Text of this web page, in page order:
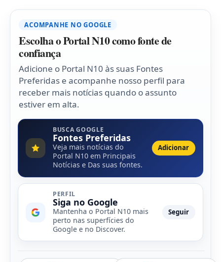
ACOMPANHE NO GOOGLE
Escolha o Portal N10 como fonte de
confiança
Adicione o Portal N10 às suas Fontes
Preferidas e acompanhe nosso perfil para
receber mais notícias quando o assunto
estiver em alta.
BUSCA GOOGLE
Fontes Preferidas
Veja mais notícias do
Portal N10 em Principais
Notícias e Das suas fontes.
Adicionar
PERFIL
Siga no Google
Mantenha o Portal N10 mais
perto nas superfícies do
Google e no Discover.
Seguir